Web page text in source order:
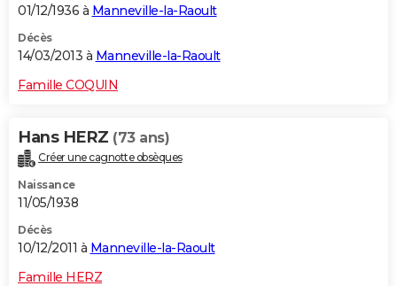
01/12/1936 à Manneville-la-Raoult
Décès
14/03/2013 à Manneville-la-Raoult
Famille COQUIN
Hans HERZ (73 ans)
Créer une cagnotte obsèques
Naissance
11/05/1938
Décès
10/12/2011 à Manneville-la-Raoult
Famille HERZ